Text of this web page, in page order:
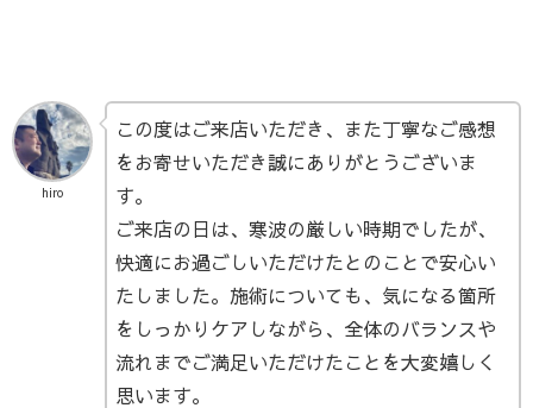
hiro
この度はご来店いただき、また丁寧なご感想
をお寄せいただき誠にありがとうございま
す。
ご来店の日は、寒波の厳しい時期でしたが、
快適にお過ごしいただけたとのことで安心い
たしました。施術についても、気になる箇所
をしっかりケアしながら、全体のバランスや
流れまでご満足いただけたことを大変嬉しく
思います。